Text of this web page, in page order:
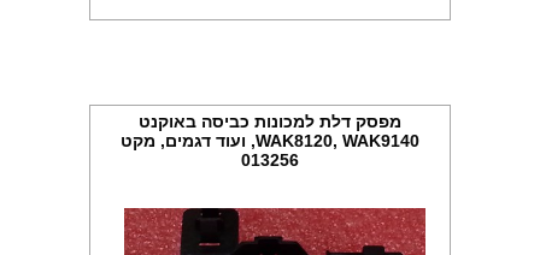
מפסק דלת למכונות כביסה באוקנט
WAK8120, WAK9140, ועוד דגמים, מקט
013256